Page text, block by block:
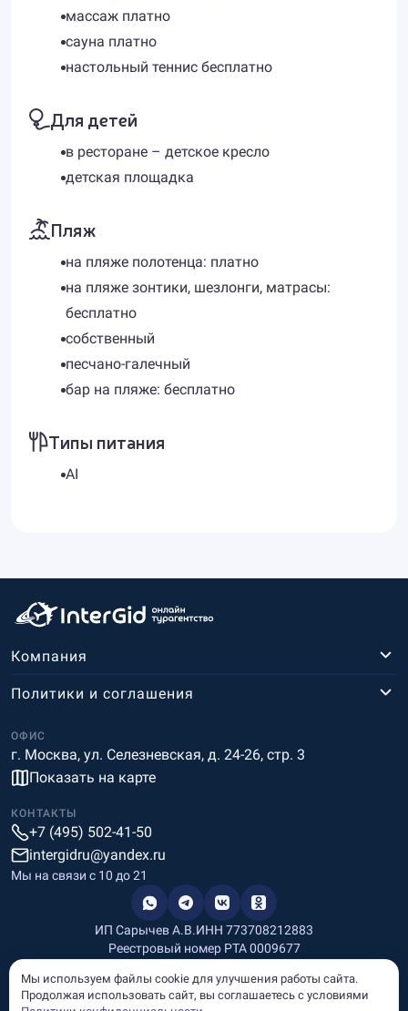
массаж платно
сауна платно
настольный теннис бесплатно
Для детей
в ресторане – детское кресло
детская площадка
Пляж
на пляже полотенца: платно
на пляже зонтики, шезлонги, матрасы:
бесплатно
собственный
песчано-галечный
бар на пляже: бесплатно
Типы питания
AI
Компания
ОФИС
г. Москва, ул. Селезневская, д. 24-26, стр. 3
Показать на карте
Политики и соглашения
КОНТАКТЫ
+7 (495) 502-41-50
intergidru@yandex.ru
Мы на связи c 10 до 21
ИП Сарычев А.В.ИНН 773708212883
Реестровый номер РТА 0009677
Информация, размещённая на сайте, носит информационный
характер и не является рекламой и публичной офертой.
Мы используем файлы cookie для улучшения работы сайта.
Продолжая использовать сайт, вы соглашаетесь с условиями